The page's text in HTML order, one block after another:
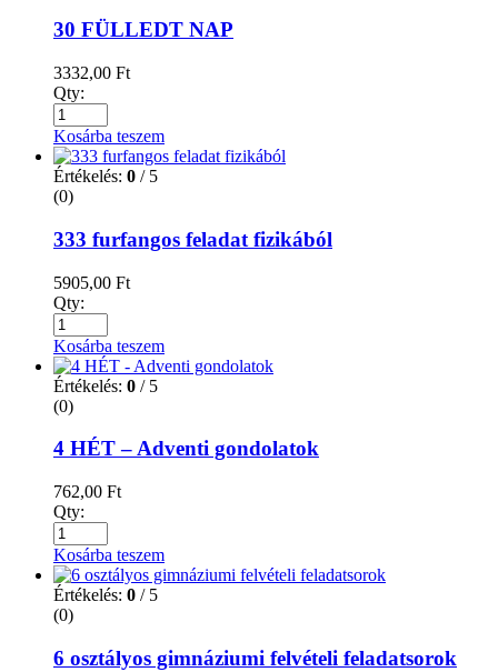
30 FÜLLEDT NAP
3332,00 Ft
Qty:
Kosárba teszem
Értékelés: 0 / 5
(0)
333 furfangos feladat fizikából
5905,00 Ft
Qty:
Kosárba teszem
Értékelés: 0 / 5
(0)
4 HÉT – Adventi gondolatok
762,00 Ft
Qty:
Kosárba teszem
Értékelés: 0 / 5
(0)
6 osztályos gimnáziumi felvételi feladatsorok